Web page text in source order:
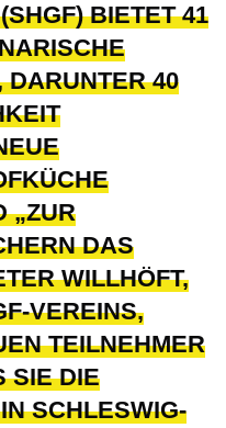
BIETET 41
DARUNTER 40
„ZUR
DAS
WILLHÖFT,
VEREINS,
TEILNEHMER U
DIE E
SCHLESWIG-H